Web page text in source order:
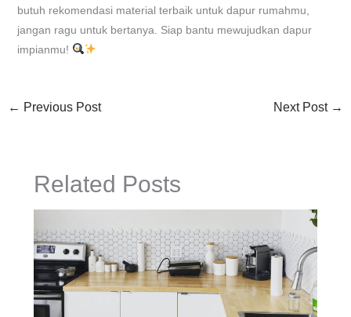
butuh rekomendasi material terbaik untuk dapur rumahmu,
jangan ragu untuk bertanya. Siap bantu mewujudkan dapur
impianmu!
← Previous Post Next Post →
Related Posts